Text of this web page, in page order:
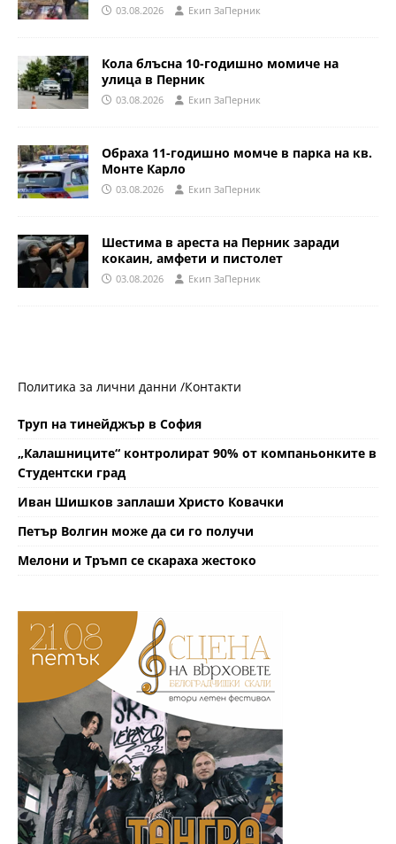
03.08.2026 Eкип ЗаПерник
Кола блъсна 10-годишно момиче на
улица в Перник
03.08.2026 Eкип ЗаПерник
Обраха 11-годишно момче в парка на кв.
Монте Карло
03.08.2026 Eкип ЗаПерник
Шестима в ареста на Перник заради
кокаин, амфети и пистолет
03.08.2026 Eкип ЗаПерник
Политика за лични данни /Контакти
Труп на тинейджър в София
„Калашниците“ контролират 90% от компаньонките в
Студентски град
Иван Шишков заплаши Христо Ковачки
Петър Волгин може да си го получи
Мелони и Тръмп се скараха жестоко